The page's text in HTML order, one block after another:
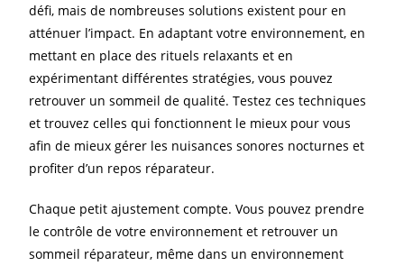
défi, mais de nombreuses solutions existent pour en
atténuer l’impact. En adaptant votre environnement, en
mettant en place des rituels relaxants et en
expérimentant différentes stratégies, vous pouvez
retrouver un sommeil de qualité. Testez ces techniques
et trouvez celles qui fonctionnent le mieux pour vous
afin de mieux gérer les nuisances sonores nocturnes et
profiter d’un repos réparateur.
Chaque petit ajustement compte. Vous pouvez prendre
le contrôle de votre environnement et retrouver un
sommeil réparateur, même dans un environnement